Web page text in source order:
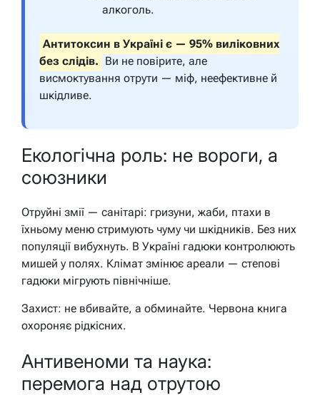
алкоголь.
Антитоксин в Україні є — 95% виліковних
без слідів. Ви не повірите, але
висмоктування отрути — міф, неефективне й
шкідливе.
Екологічна роль: не вороги, а
союзники
Отруйні змії — санітарі: гризуни, жаби, птахи в
їхньому меню стримують чуму чи шкідників. Без них
популяції вибухнуть. В Україні гадюки контролюють
мишей у полях. Клімат змінює ареали — степові
гадюки мігрують північніше.
Захист: не вбивайте, а обминайте. Червона книга
охороняє рідкісних.
Антивеноми та наука:
перемога над отрутою